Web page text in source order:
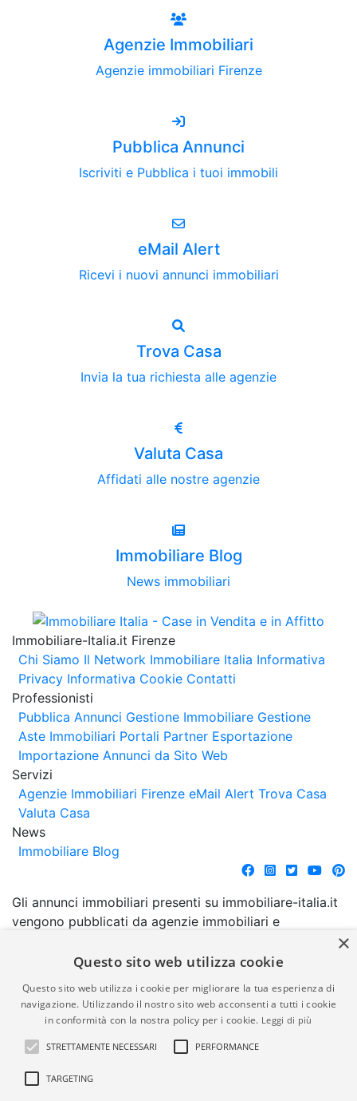
Agenzie Immobiliari
Agenzie immobiliari Firenze
Pubblica Annunci
Iscriviti e Pubblica i tuoi immobili
eMail Alert
Ricevi i nuovi annunci immobiliari
Trova Casa
Invia la tua richiesta alle agenzie
Valuta Casa
Affidati alle nostre agenzie
Immobiliare Blog
News immobiliari
Immobiliare-Italia.it Firenze
Chi Siamo Il Network Immobiliare Italia Informativa
Privacy Informativa Cookie Contatti
Professionisti
Pubblica Annunci Gestione Immobiliare Gestione
Aste Immobiliari Portali Partner Esportazione
Importazione Annunci da Sito Web
Servizi
Agenzie Immobiliari Firenze eMail Alert Trova Casa
Valuta Casa
News
Immobiliare Blog
Gli annunci immobiliari presenti su immobiliare-italia.it
vengono pubblicati da agenzie immobiliari e
comporta l'approvazione o l'avallo da parte di
garanzia da parte di quest'ultima. immobiliare-italia.it
quindi non è responsabile della veridicità, della
correttezza, della completezza, della normativa in
materia di privacy e/o di alcun altro aspetto dei
suddetti annunci.
×
Questo sito web utilizza cookie
Questo sito web utilizza i cookie per migliorare la tua esperienza di
navigazione. Utilizzando il nostro sito web acconsenti a tutti i cookie
in conformità con la nostra policy per i cookie. Leggi di più
STRETTAMENTE NECESSARI PERFORMANCE
TARGETING